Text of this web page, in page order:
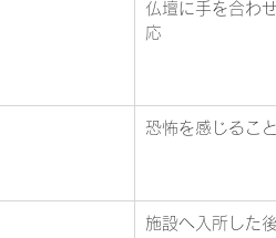
仏壇に手を合わ
応
恐怖を感じるこ
施設へ入所した